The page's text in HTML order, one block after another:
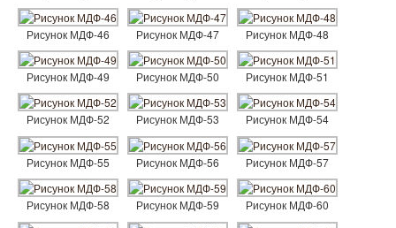
Рисунок МДФ-46 Рисунок МДФ-47 Рисунок МДФ-48
Рисунок МДФ-49 Рисунок МДФ-50 Рисунок МДФ-51
Рисунок МДФ-52 Рисунок МДФ-53 Рисунок МДФ-54
Рисунок МДФ-55 Рисунок МДФ-56 Рисунок МДФ-57
Рисунок МДФ-58 Рисунок МДФ-59 Рисунок МДФ-60